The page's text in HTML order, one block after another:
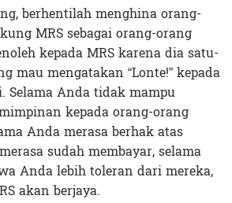
berhentilah menghina orang-
MRS sebagai orang-orang
kepada MRS karena dia satu-
mau mengatakan “Lonte!” kepada
Selama Anda tidak mampu
kepada orang-orang
Anda merasa berhak atas
sudah membayar, selama
Anda lebih toleran dari mereka,
akan berjaya.